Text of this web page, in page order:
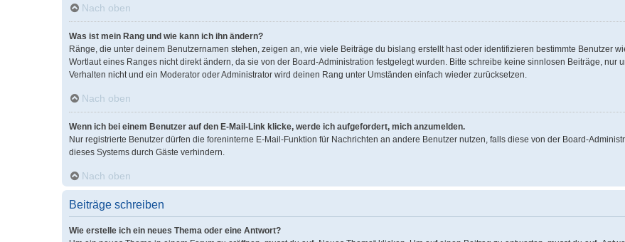
Nach oben
Was ist mein Rang und wie kann ich ihn ändern?
Ränge, die unter deinem Benutzernamen stehen, zeigen an, wie viele Beiträge du bislang erstellt hast oder identifizieren bestimmte Benutzer
Wortlaut eines Ranges nicht direkt ändern, da sie von der Board-Administration festgelegt wurden. Bitte schreibe keine sinnlosen Beiträge,
Verhalten nicht und ein Moderator oder Administrator wird deinen Rang unter Umständen einfach wieder zurücksetzen.
Nach oben
Wenn ich bei einem Benutzer auf den E-Mail-Link klicke, werde ich aufgefordert, mich anzumelden.
Nur registrierte Benutzer dürfen die foreninterne E-Mail-Funktion für Nachrichten an andere Benutzer nutzen, falls diese von der Board-
dieses Systems durch Gäste verhindern.
Nach oben
Beiträge schreiben
Wie erstelle ich ein neues Thema oder eine Antwort?